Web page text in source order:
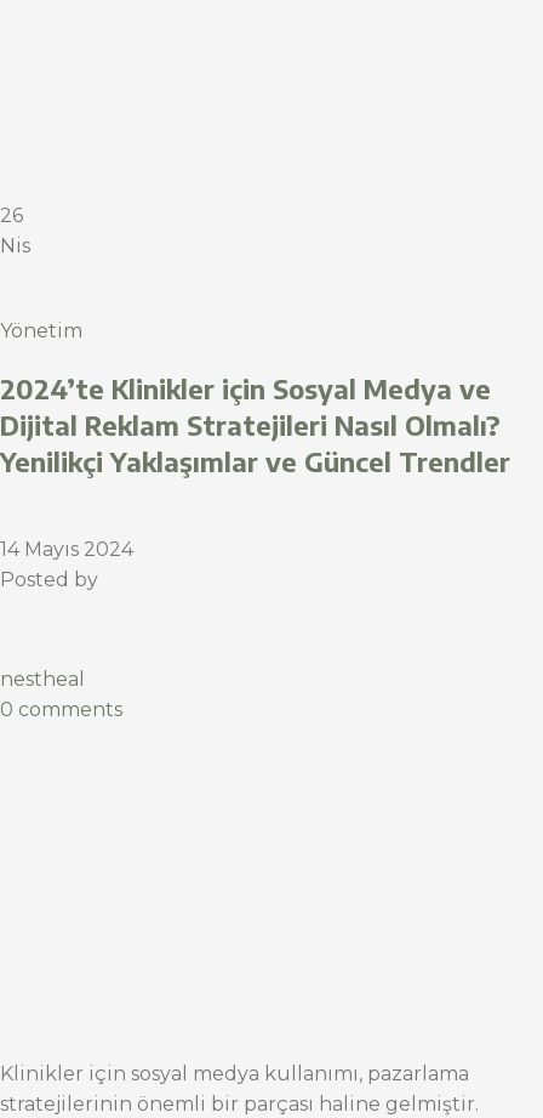
26
Nis
Yönetim
2024’te Klinikler için Sosyal Medya ve
Dijital Reklam Stratejileri Nasıl Olmalı?
Yenilikçi Yaklaşımlar ve Güncel Trendler
14 Mayıs 2024
Posted by
nestheal
0 comments
Klinikler için sosyal medya kullanımı, pazarlama
stratejilerinin önemli bir parçası haline gelmiştir.